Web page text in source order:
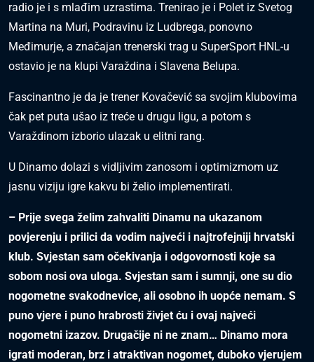
radio je i s mlađim uzrastima. Trenirao je i Polet iz Svetog
Martina na Muri, Podravinu iz Ludbrega, ponovno
Međimurje, a značajan trenerski trag u SuperSport HNL-u
ostavio je na klupi Varaždina i Slavena Belupa.
Fascinantno je da je trener Kovačević sa svojim klubovima
čak pet puta ušao iz treće u drugu ligu, a potom s
Varaždinom izborio ulazak u elitni rang.
U Dinamo dolazi s vidljivim zanosom i optimizmom uz
jasnu viziju igre kakvu bi želio implementirati.
– Prije svega želim zahvaliti Dinamu na ukazanom
povjerenju i prilici da vodim najveći i najtrofejniji hrvatski
klub. Svjestan sam očekivanja i odgovornosti koje sa
sobom nosi ova uloga. Svjestan sam i sumnji, one su dio
nogometne svakodnevice, ali osobno ih uopće nemam. S
puno vjere i puno hrabrosti živjet ću i ovaj najveći
nogometni izazov. Drugačije ni ne znam… Dinamo mora
igrati moderan, brz i atraktivan nogomet, duboko vjerujem